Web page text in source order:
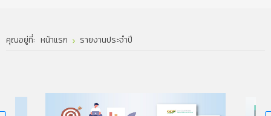
คุณอยู่ที่: หน้าแรก รายงานประจำปี